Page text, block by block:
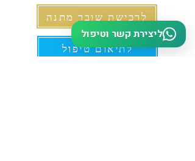
לרכישת שובר מתנה
לתיאום טיפול
ליצירת קשר וטיפול